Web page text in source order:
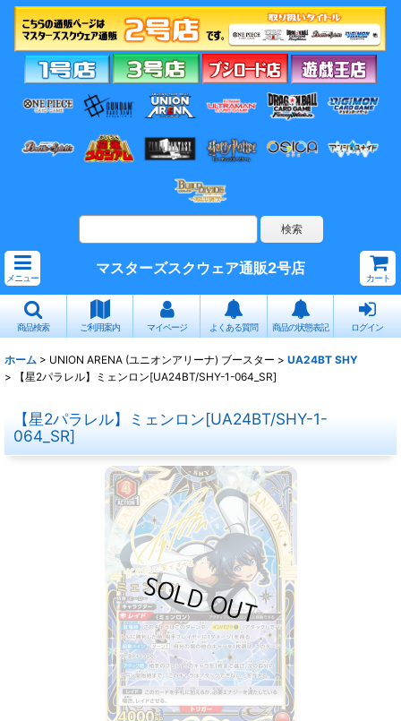
メニュー
マスターズスクウェア通販2号店
カート
商品検索 ご利用案内 マイページ よくある質問 商品の状態表記 ログイン
ホーム > UNION ARENA (ユニオンアリーナ) ブースター > UA24BT SHY
>
【星2パラレル】ミェンロン[UA24BT/SHY-1-064_SR]
【星2パラレル】ミェンロン[UA24BT/SHY-1-
064_SR]